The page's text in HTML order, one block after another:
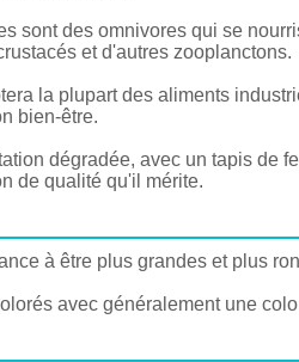
sont des omnivores qui se
et d'autres zooplanctons.
la plupart des aliments
bien-être.
dégradée, avec un tapis de
de qualité qu'il mérite.
à être plus grandes et plus
avec généralement une